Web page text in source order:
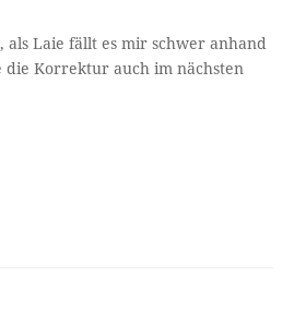
Laie fällt es mir schwer anhand
die Korrektur auch im nächsten